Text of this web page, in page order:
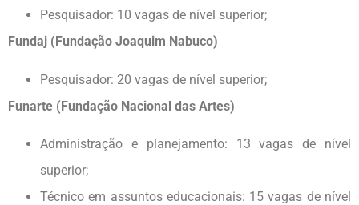
Pesquisador: 10 vagas de nível superior;
Fundaj (Fundação Joaquim Nabuco)
Pesquisador: 20 vagas de nível superior;
Funarte (Fundação Nacional das Artes)
Administração e planejamento: 13 vagas de nível
superior;
Técnico em assuntos educacionais: 15 vagas de nível